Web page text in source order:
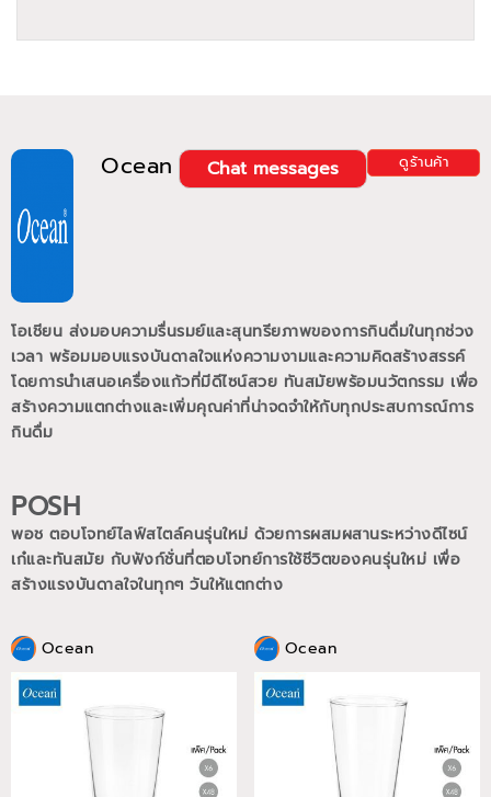
Ocean ดูร้านค้า
Chat messages
โอเชียน ส่งมอบความรื่นรมย์และสุนทรียภาพของการกินดื่มในทุกช่วง
เวลา พร้อมมอบแรงบันดาลใจแห่งความงามและความคิดสร้างสรรค์
โดยการนำเสนอเครื่องแก้วที่มีดีไซน์สวย ทันสมัยพร้อมนวัตกรรม เพื่อ
สร้างความแตกต่างและเพิ่มคุณค่าที่น่าจดจำให้กับทุกประสบการณ์การ
กินดื่ม
POSH
พอช ตอบโจทย์ไลฟ์สไตล์คนรุ่นใหม่ ด้วยการผสมผสานระหว่างดีไซน์
เก๋และทันสมัย กับฟังก์ชั่นที่ตอบโจทย์การใช้ชีวิตของคนรุ่นใหม่ เพื่อ
สร้างแรงบันดาลใจในทุกๆ วันให้แตกต่าง
Ocean Ocean